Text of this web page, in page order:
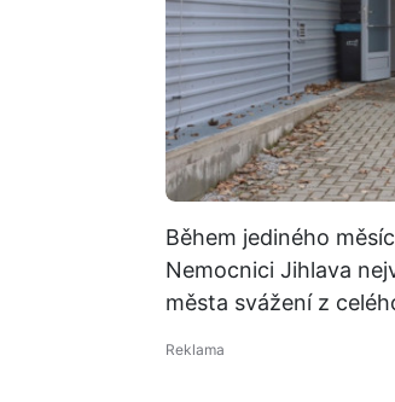
Během jediného
Nemocnici Jihlava
města svážení z